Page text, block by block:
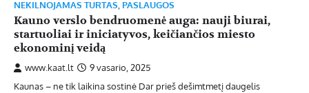
NEKILNOJAMAS TURTAS, PASLAUGOS
Kauno verslo bendruomenė auga: nauji biurai,
startuoliai ir iniciatyvos, keičiančios miesto
ekonominį veidą
www.kaat.lt
9 vasario, 2025
Kaunas – ne tik laikina sostinė Dar prieš dešimtmetį daugelis